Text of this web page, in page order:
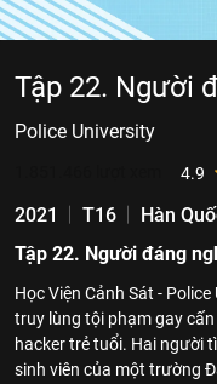
Tập 22. Người
Police University
4.9
2021 T16 Hàn
Tập 22. Người đáng
Học Viện Cảnh Sát -
truy lùng tội phạm gay
hacker trẻ tuổi. Hai người
sinh viên của một trường